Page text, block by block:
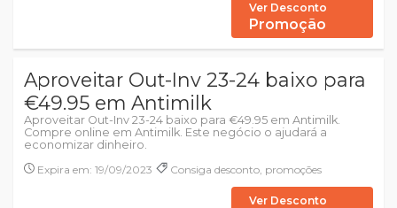
Ver Desconto
Promoção
Aproveitar Out-Inv 23-24 baixo para
€49.95 em Antimilk
Aproveitar Out-Inv 23-24 baixo para €49.95 em Antimilk.
Compre online em Antimilk. Este negócio o ajudará a
economizar dinheiro.
Expira em: 19/09/2023
Consiga desconto, promoções
Ver Desconto